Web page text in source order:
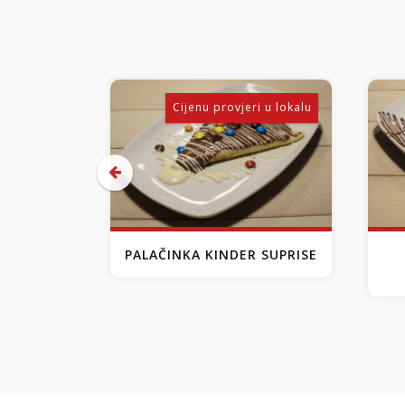
Cijenu provjeri u lokalu
PALAČINKA KINDER SUPRISE